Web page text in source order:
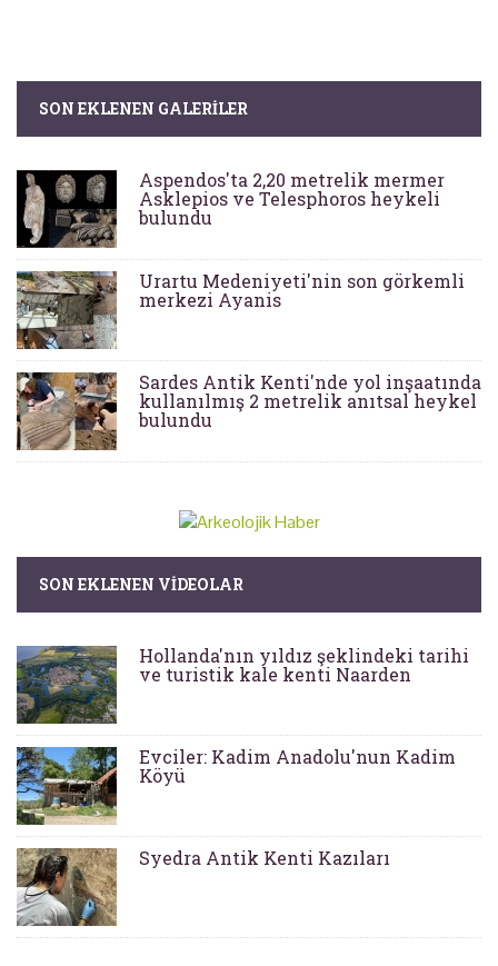
SON EKLENEN GALERILER
Aspendos'ta 2,20 metrelik mermer
Asklepios ve Telesphoros heykeli
bulundu
Urartu Medeniyeti'nin son görkemli
merkezi Ayanis
Sardes Antik Kenti'nde yol inşaatında
kullanılmış 2 metrelik anıtsal heykel
bulundu
SON EKLENEN VIDEOLAR
Hollanda'nın yıldız şeklindeki tarihi
ve turistik kale kenti Naarden
Evciler: Kadim Anadolu'nun Kadim
Köyü
Syedra Antik Kenti Kazıları